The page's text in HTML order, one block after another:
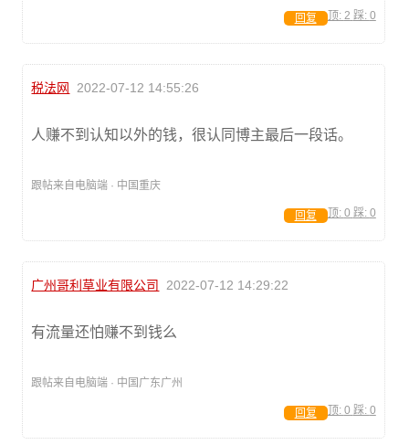
顶: 2 踩: 0
回复
税法网 2022-07-12 14:55:26
人赚不到认知以外的钱，很认同博主最后一段话。
跟帖来自电脑端 · 中国重庆
顶: 0 踩: 0
回复
广州哥利草业有限公司 2022-07-12 14:29:22
有流量还怕赚不到钱么
跟帖来自电脑端 · 中国广东广州
顶: 0 踩: 0
回复